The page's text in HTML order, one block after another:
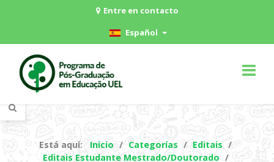
Entre en contacto
Español
Está aquí: Inicio Categorías
Editais
Editais Estudante Mestrado/Doutorado